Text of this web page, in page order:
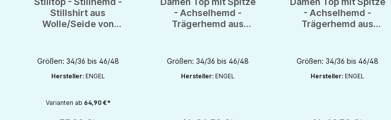
Stillshirt aus
Wolle/Seide von
Größen: 34/36 bis 46/48
Hersteller: ENGEL
Varianten ab 64,90 €*
- Achselhemd -
Trägerhemd aus
Größen: 34/36 bis 46/48
Hersteller: ENGEL
- Achselhemd -
Trägerhemd aus
Größen: 34/36 bis 46/48
Hersteller: ENGEL